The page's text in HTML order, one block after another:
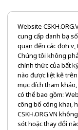
Website
cung cấp danh bạ
quan đến các đơn
Chúng tôi không
chính thức của bất
nào được liệt kê
mục đích tham
có thể bao gồm:
công bố công khai,
CSKH.ORG.VN
sót hoặc thay đổi